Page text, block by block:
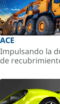
ACE
Impulsando la
de